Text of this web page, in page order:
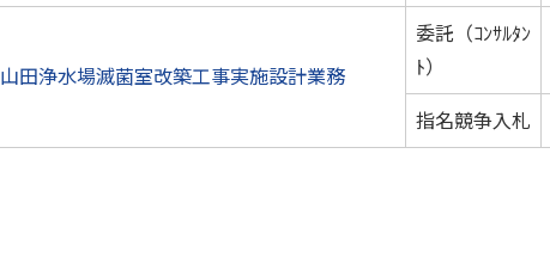
山田浄水場滅菌室改築工事実施設計業務
委託（ｺﾝｻﾙﾀﾝ
ﾄ）
指名競争入札